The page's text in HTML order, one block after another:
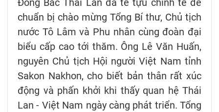
Đông Bắc Thái Lan đã tề tựu chỉnh tề để
chuẩn bị chào mừng Tổng Bí thư, Chủ tịch
nước Tô Lâm và Phu nhân cùng đoàn đại
biểu cấp cao tới thăm. Ông Lê Văn Huấn,
nguyên Chủ tịch Hội người Việt Nam tỉnh
Sakon Nakhon, cho biết bản thân rất xúc
động và phấn khởi khi thấy quan hệ Thái
Lan - Việt Nam ngày càng phát triển. Tổng